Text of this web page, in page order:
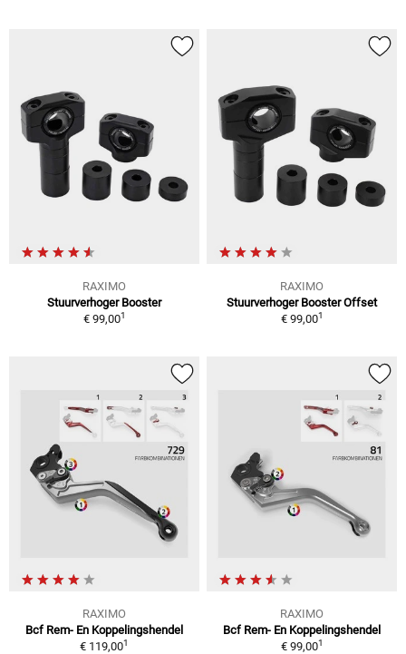
RAXIMO
Stuurverhoger Booster
€ 99,001
RAXIMO
Stuurverhoger Booster Offset
€ 99,001
RAXIMO
Bcf Rem- En Koppelingshendel
€ 119,001
RAXIMO
Bcf Rem- En Koppelingshendel
€ 99,001